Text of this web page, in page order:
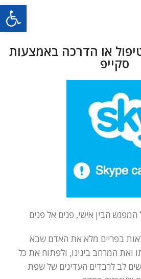
פתח
או הדרכה באמצעות
סקייפ
הבין אישי, פנים אל פנים
בפריים מלא את האדם שבא
ואת המרחב בינינו, ולפתוח את כל
לב לרבדים העדינים של שפת